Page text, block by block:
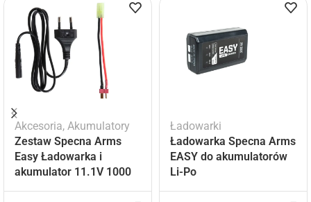
Akcesoria, Akumulatory
Zestaw Specna Arms
Easy Ładowarka i
akumulator 11.1V 1000
Ładowarki
Ładowarka Specna Arms
EASY do akumulatorów
Li-Po